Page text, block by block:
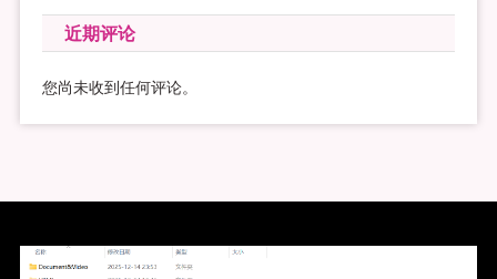
近期评论
您尚未收到任何评论。